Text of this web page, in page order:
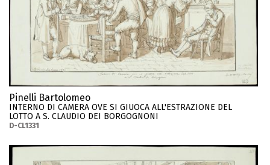
Pinelli Bartolomeo
INTERNO DI CAMERA OVE SI GIUOCA ALL'ESTRAZIONE DEL
LOTTO A S. CLAUDIO DEI BORGOGNONI
D-CL1331